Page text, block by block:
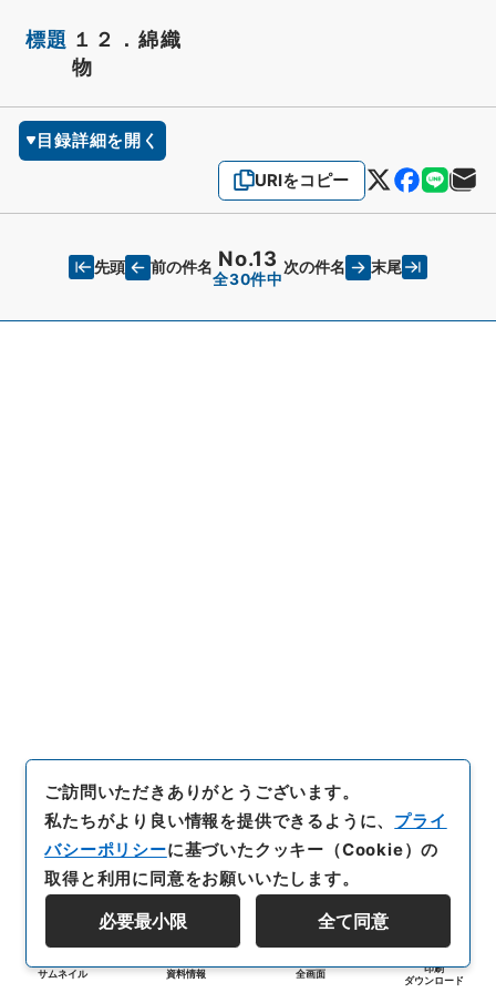
標題 １２．綿織
物
目録詳細を開く
URIをコピー
先頭 前の件名 No.13
全30件中
次の件名 末尾
サムネイル 資料情報 全画面
印刷
ダウンロード
ご訪問いただきありがとうございます。
私たちがより良い情報を提供できるように、 プライ
バシーポリシーに基づいたクッキー（Cookie）の
取得と利用に同意をお願いいたします。
必要最小限 全て同意